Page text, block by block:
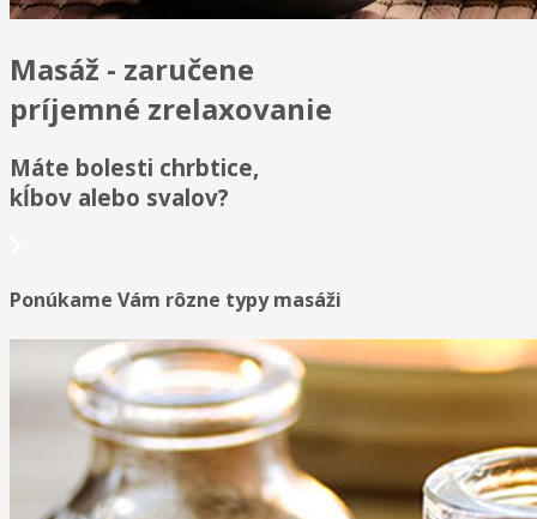
Masáž - zaručene
príjemné zrelaxovanie
Máte bolesti chrbtice,
kĺbov alebo svalov?
Ponúkame Vám rôzne typy masáži